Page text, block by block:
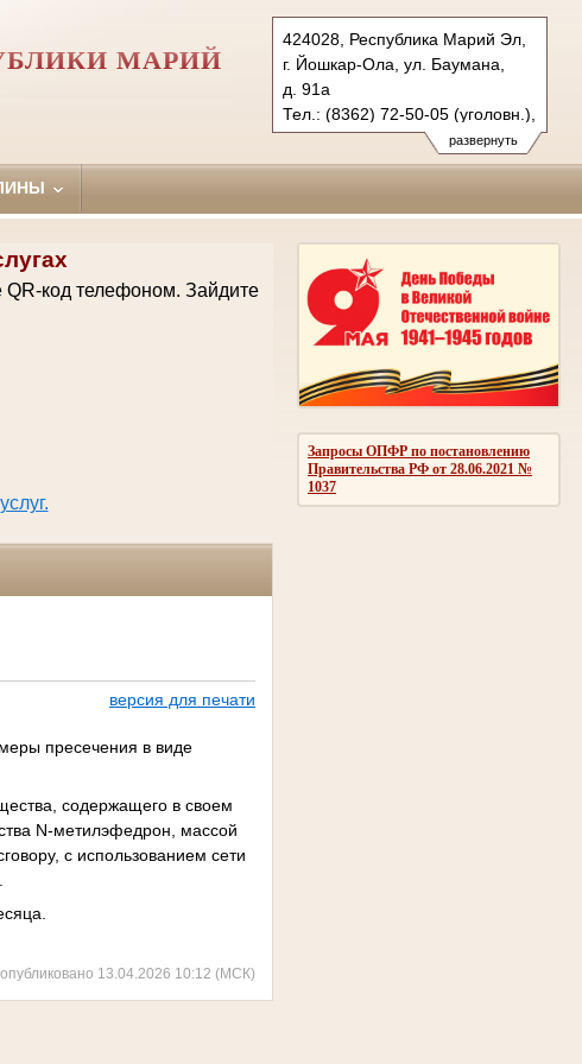
развернуть
424028, Республика Марий Эл,
г. Йошкар-Ола, ул. Баумана,
д. 91а
Тел.: (8362) 72-50-05 (уголовн.),
(8362) 42-31-00 (гражд.)
yoshkarolinsky.mari@sudrf.ru
МАРИЙ
Запросы ОПФР по постановлению
Правительства РФ от 28.06.2021 №
1037
QR-код телефоном. Зайдите
версия для печати
пресечения в виде
содержащего в своем
N-метилэфедрон, массой
с использованием сети
опубликовано 13.04.2026 10:12 (МСК)